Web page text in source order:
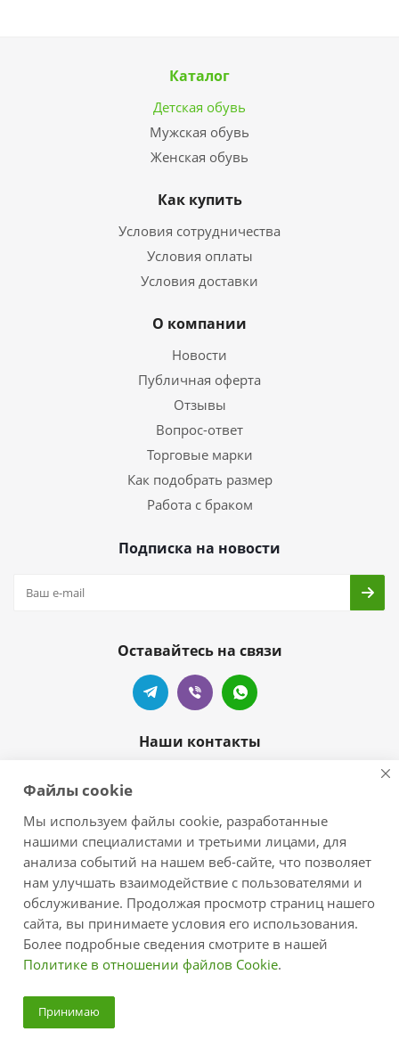
Каталог
Детская обувь
Мужская обувь
Женская обувь
Как купить
Условия сотрудничества
Условия оплаты
Условия доставки
О компании
Новости
Публичная оферта
Отзывы
Вопрос-ответ
Торговые марки
Как подобрать размер
Работа с браком
Подписка на новости
Оставайтесь на связи
Наши контакты
zelove-shop@mail.ru
г.Краснодар, п.Новознаменский,
ул.Центральная/Черноморская
2026 © zelove.ru - интернет-магазин
Файлы cookie
Мы используем файлы cookie, разработанные
нашими специалистами и третьими лицами, для
анализа событий на нашем веб-сайте, что позволяет
нам улучшать взаимодействие с пользователями и
обслуживание. Продолжая просмотр страниц нашего
сайта, вы принимаете условия его использования.
Более подробные сведения смотрите в нашей
Политике в отношении файлов Cookie.
Принимаю